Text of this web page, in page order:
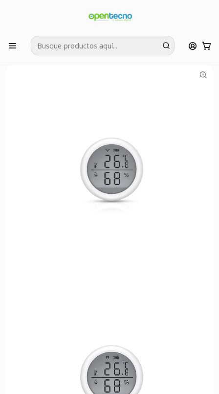
Sensor Temperatura Humedad WIFI D400B